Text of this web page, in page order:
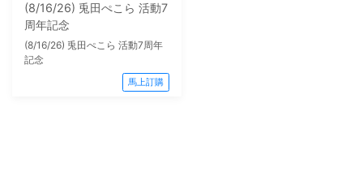
(8/16/26) 兎田ぺこら 活動7
周年記念
(8/16/26) 兎田ぺこら 活動7周年
記念
馬上訂購